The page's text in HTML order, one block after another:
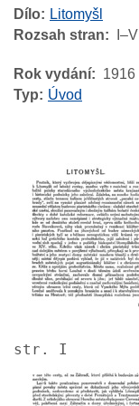
Dílo
Litomyšl
Rozsah stran
I–VI
Rok vydání
1916
Typ
Úvod
str. I
Image